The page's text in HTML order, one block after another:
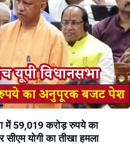
में 59,019 करोड़ रुपये का
योगी का तीखा हमला